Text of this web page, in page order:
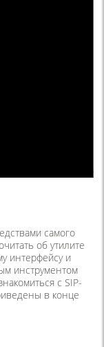
самого
об утилите
интерфейсу и
инструментом
с SIP-
в конце